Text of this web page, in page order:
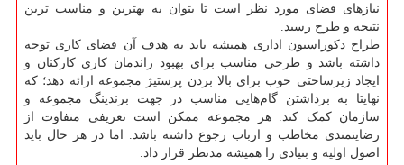
نیازهای فضای مورد نظر است تا بتوان به بهترین و مناسب ترین
نتیجه و طرح رسید.
طراح دکوراسیون اداری همیشه باید به هدف آن فضای کاری توجه
داشته باشد و طرحی مناسب برای بهبود راندمان کاری کارکنان و
ایجاد زیرساختی خوب برای بالا بردن پرستیژ مجموعه ارائه دهد؛ که
نهایتا به برداشتن گام‌هایی مناسب در جهت برندینگ مجموعه و
سازمان کمک کند. هر مجموعه‌ ممکن است تعریفی متفاوت از
رضایتمندی مخاطب و ارباب رجوع داشته باشد. اما در هر حال باید
اصول اولیه و بنیادی را همیشه مدنظر قرار داد.